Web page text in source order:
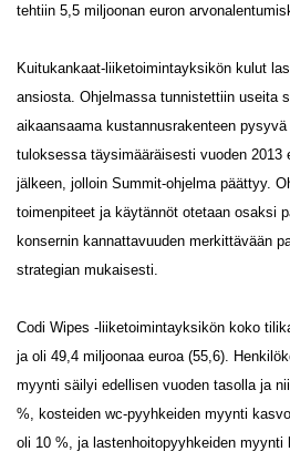
tehtiin 5,5 miljoonan euron
Kuitukankaat-liiketoimintayksikön kulut
ansiosta. Ohjelmassa tunnistettiin useita
aikaansaama kustannusrakenteen
tuloksessa täysimääräisesti vuoden 2013
jälkeen, jolloin Summit-ohjelma päättyy.
toimenpiteet ja käytännöt otetaan osaksi
konsernin kannattavuuden merkittävään
strategian mukaisesti.
Codi Wipes -liiketoimintayksikön koko
ja oli 49,4 miljoonaa euroa (55,6).
myynti säilyi edellisen vuoden tasolla ja
%, kosteiden wc-pyyhkeiden myynti
oli 10 %, ja lastenhoitopyyhkeiden myynti